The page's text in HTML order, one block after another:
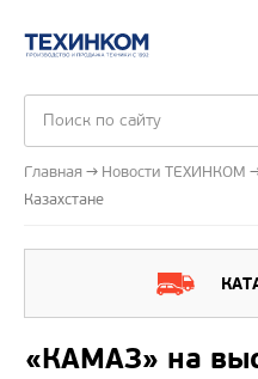
Главная Новости ТЕХИНКОМ
Казахстане
«КАМАЗ» на